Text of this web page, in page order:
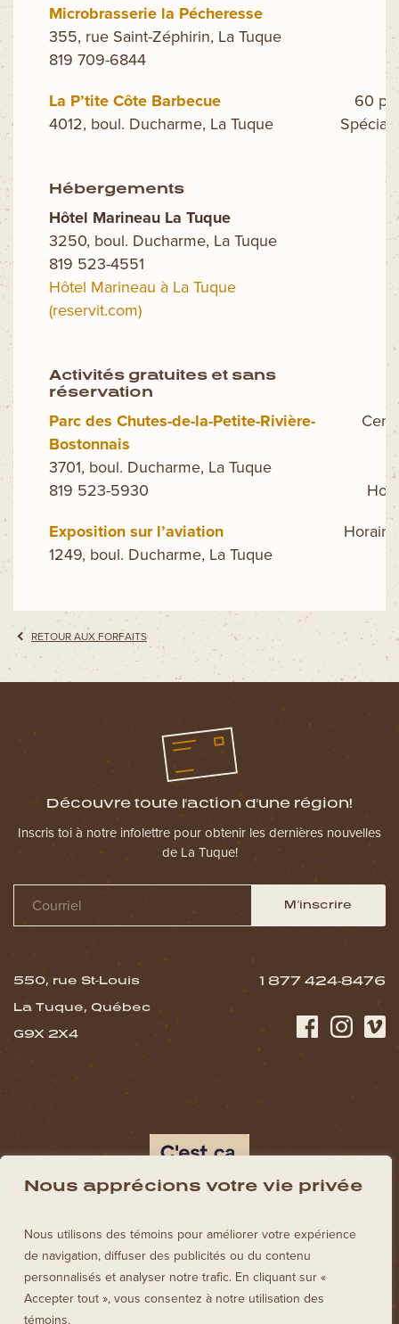
Nous apprécions votre vie privée
Nous utilisons des témoins pour améliorer votre expérience
de navigation, diffuser des publicités ou du contenu
personnalisés et analyser notre trafic. En cliquant sur «
Accepter tout », vous consentez à notre utilisation des
témoins.
Microbrasserie la Pécheresse
355, rue Saint-Zéphirin, La Tuque
819 709-6844
La P’tite Côte Barbecue
4012, boul. Ducharme, La Tuque
60
Hébergements
Hôtel Marineau La Tuque
3250, boul. Ducharme, La Tuque
819 523-4551
Hôtel Marineau à La Tuque
(reservit.com)
Activités gratuites et sans
réservation
Parc des Chutes-de-la-Petite-Rivière-
Bostonnais
3701, boul. Ducharme, La Tuque
819 523-5930
Exposition sur l’aviation
1249, boul. Ducharme, La Tuque
RETOUR AUX FORFAITS
Découvre toute l'action d'une région!
Inscris toi à notre infolettre pour obtenir les dernières nouvelles
de La Tuque!
M’inscrire
550, rue St-Louis
La Tuque, Québec
G9X 2X4
1 877 424-8476